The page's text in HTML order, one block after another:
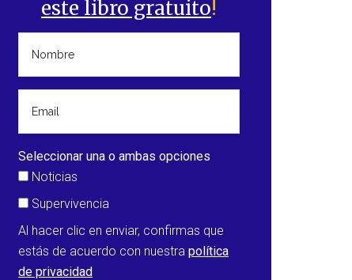
este libro gratuito!
Seleccionar una o ambas opciones
Noticias
Supervivencia
Al hacer clic en enviar, confirmas que
estás de acuerdo con nuestra política
de privacidad